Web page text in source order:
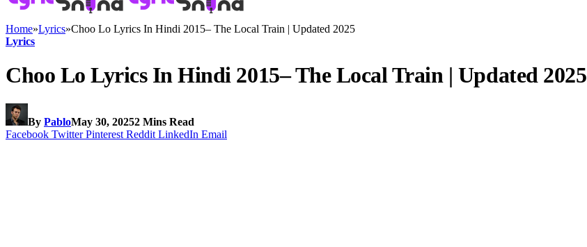
Home»Lyrics»Choo Lo Lyrics In Hindi 2015– The Local Train | Updated 2025
Lyrics
Choo Lo Lyrics In Hindi 2015– The Local Train | Updated 2025
By PabloMay 30, 20252 Mins Read
Facebook Twitter Pinterest Reddit LinkedIn Email